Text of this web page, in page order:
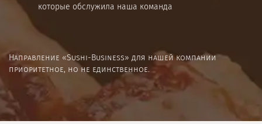
которые обслужила наша команда
Направление «Sushi-Business» для нашей компании
приоритетное, но не единственное.